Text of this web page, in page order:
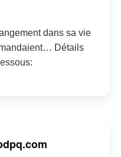
dans sa vie
Détails